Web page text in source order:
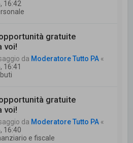
16:42
gratuite
voi!
da Moderatore Tutto PA «
16:41
gratuite
voi!
da Moderatore Tutto PA «
16:40
e fiscale